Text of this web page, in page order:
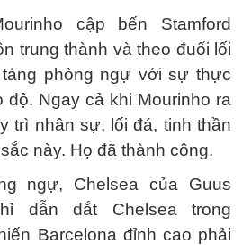
cập bến Stamford
trung thành và theo đuổi lối
phòng ngự với sự thực
độ. Ngay cả khi Mourinho ra
trì nhân sự, lối đá, tinh thần
này. Họ đã thành công.
ngự, Chelsea của Guus
dẫn dắt Chelsea trong
Barcelona đỉnh cao phải